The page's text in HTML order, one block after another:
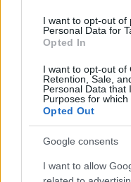
I want to opt-out of
Personal Data for
Opted In
I want to opt-out of
Retention, Sale,
Personal Data that
Purposes for which
Opted Out
Google consents
I want to allow